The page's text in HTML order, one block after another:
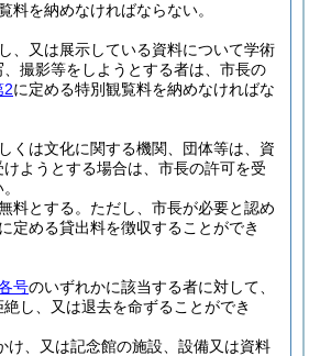
料を納めなければならない。
、又は展示している資料について学術
撮影等をしようとする者は、市長の
2に定める特別観覧料を納めなければな
くは文化に関する機関、団体等は、資
ようとする場合は、市長の許可を受
料とする。 ただし、市長が必要と認め
に定める貸出料を徴収することができ
号のいずれかに該当する者に対して、
し、又は退去を命ずることができ
け、又は記念館の施設、設備又は資料